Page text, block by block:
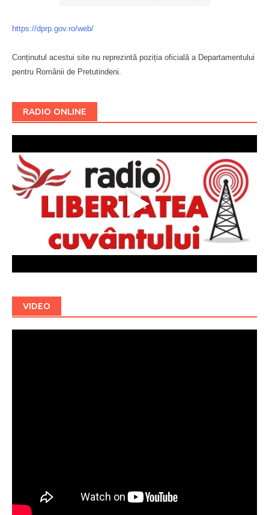
https://dprp.gov.ro/web/
Conținutul acestui site nu reprezintă poziția oficială a Departamentului
pentru Românii de Pretutindeni.
RADIO ONLINE
VIDEO